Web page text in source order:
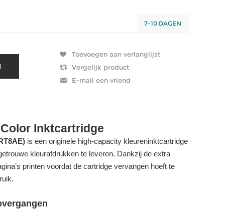
7-10 DAGEN
Color Inktcartridge
is een originele high-capacity kleureninktcartridge
kleurafdrukken te leveren. Dankzij de extra
printen voordat de cartridge vervangen hoeft te